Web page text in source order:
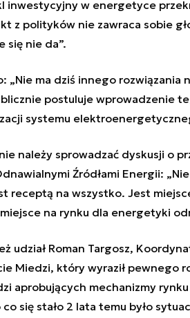
inwestycyjny w energetyce
z polityków nie zawraca sobie
się nie da”.
„Nie ma dziś innego rozwiązania
postuluje wprowadzenie
systemu
należy sprowadzać dyskusji o
Źródłami Energii:
receptą na wszystko. Jest
na rynku dla energetyki
udział Roman Targosz,
Miedzi, który wyraził pewnego
aprobujących mechanizmy rynku
się stało 2 lata temu było